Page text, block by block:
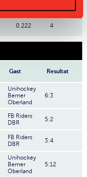
0.222 4
Gast Resultat
Unihockey
Berner
Oberland
6:3
FB Riders
DBR
5:2
FB Riders
DBR
3:4
Unihockey
Berner
Oberland
5:12